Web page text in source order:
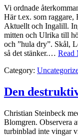
Vi ordnade
Här t.ex. som raggare,
Aktuellt och Ingalill.
mitten och Ulrika till
och ”hula dry”. Skål,
så det stänker.… Read
Category:
Den
Christian Steinbeck
Blomgren. Observera
turbinblad inte vingar